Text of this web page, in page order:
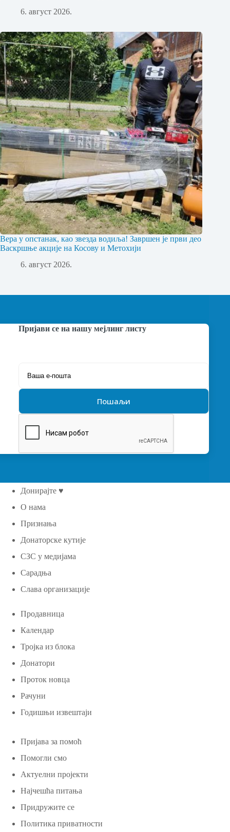
6. август 2026.
Вера у опстанак, као звезда водиља! Завршен је први део
Васкршње акције на Косову и Метохији
6. август 2026.
Пријави се на нашу мејлинг листу
Донирајте ♥
О нама
Признања
Донаторске кутије
СЗС у медијама
Сарадња
Слава организације
Продавница
Календар
Тројка из блока
Донатори
Проток новца
Рачуни
Годишњи извештаји
Пријава за помоћ
Помогли смо
Актуелни пројекти
Најчешћа питања
Придружите се
Политика приватности